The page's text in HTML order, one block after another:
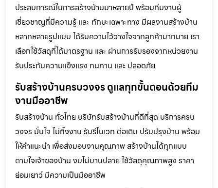
ประสบการณ์ในการสร้างบ้านมาหลายปี พร้อมทีมงานผู้
เชี่ยวชาญที่มีความรู้ และ ทักษะเฉพาะทาง มีผลงานสร้างบ้าน
หลากหลายรูปแบบ ได้รับความไว้วางใจจากลูกค้ามากมาย เรา
เลือกใช้วัสดุที่ได้มาตรฐาน และ ผ่านการรับรองจากหน่วยงาน
รับประกันความแข็งแรง ทนทาน และ ปลอดภัย
รับสร้างบ้านครบวงจร ดูแลทุกขั้นตอนด้วยทีม
งานมืออาชีพ
รับสร้างบ้าน ทั่วไทย บริษัทรับสร้างบ้านที่ดีที่สุด บริการครบ
วงจร มั่นใจ ไม่ทิ้งงาน รับรีโนเวท ต่อเติม ปรับปรุงบ้าน พร้อม
ให้คำแนะนำ เพื่อส่งมอบงานคุณภาพ สร้างบ้านได้ทุกแบบ
ตามใจเจ้าของบ้าน งบไม่บานปลาย ใช้วัสดุคุณภาพสูง ราคา
ย่อมเยาว์ มีความเป็นมืออาชีพ